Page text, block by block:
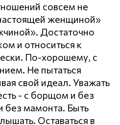
совсем не
женщиной»
Достаточно
и относиться к
По-хорошему, с
Не пытаться
свой идеал. Уважать
- с борщом и без
без мамонта. Быть
Оставаться в